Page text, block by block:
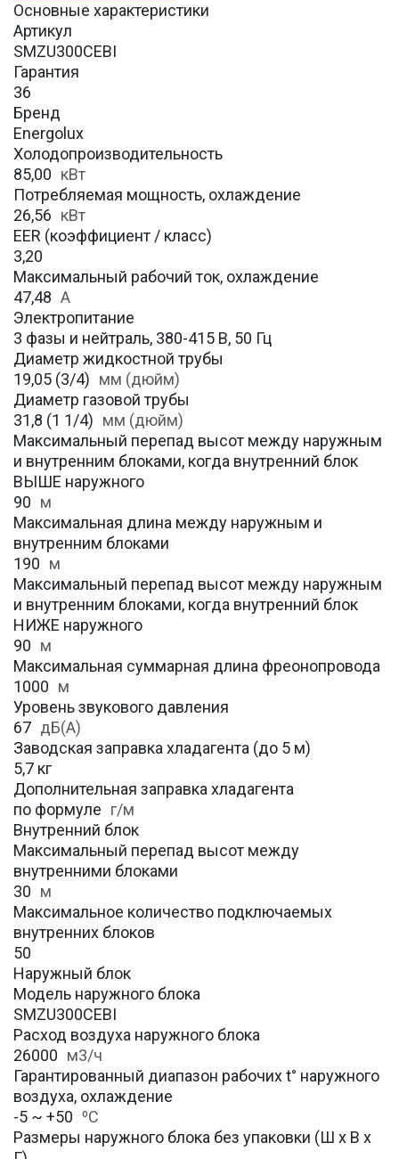
Основные характеристики
Артикул
SMZU300CEBI
Гарантия
36
Бренд
Energolux
Холодопроизводительность
85,00 кВт
Потребляемая мощность, охлаждение
26,56 кВт
EER (коэффициент / класс)
3,20
Максимальный рабочий ток, охлаждение
47,48 A
Электропитание
3 фазы и нейтраль, 380-415 В, 50 Гц
Диаметр жидкостной трубы
19,05 (3/4) мм (дюйм)
Диаметр газовой трубы
31,8 (1 1/4) мм (дюйм)
Максимальный перепад высот между наружным
и внутренним блоками, когда внутренний блок
ВЫШЕ наружного
90 м
Максимальная длина между наружным и
внутренним блоками
190 м
Максимальный перепад высот между наружным
и внутренним блоками, когда внутренний блок
НИЖЕ наружного
90 м
Максимальная суммарная длина фреонопровода
1000 м
Уровень звукового давления
67 дБ(А)
Заводская заправка хладагента (до 5 м)
5,7 кг
Дополнительная заправка хладагента
по формуле г/м
Внутренний блок
Максимальный перепад высот между
внутренними блоками
30 м
Максимальное количество подключаемых
внутренних блоков
50
Наружный блок
Модель наружного блока
SMZU300CEBI
Расход воздуха наружного блока
26000 м3/ч
Гарантированный диапазон рабочих t° наружного
воздуха, охлаждение
-5 ~ +50 ⁰С
Размеры наружного блока без упаковки (Ш х В х